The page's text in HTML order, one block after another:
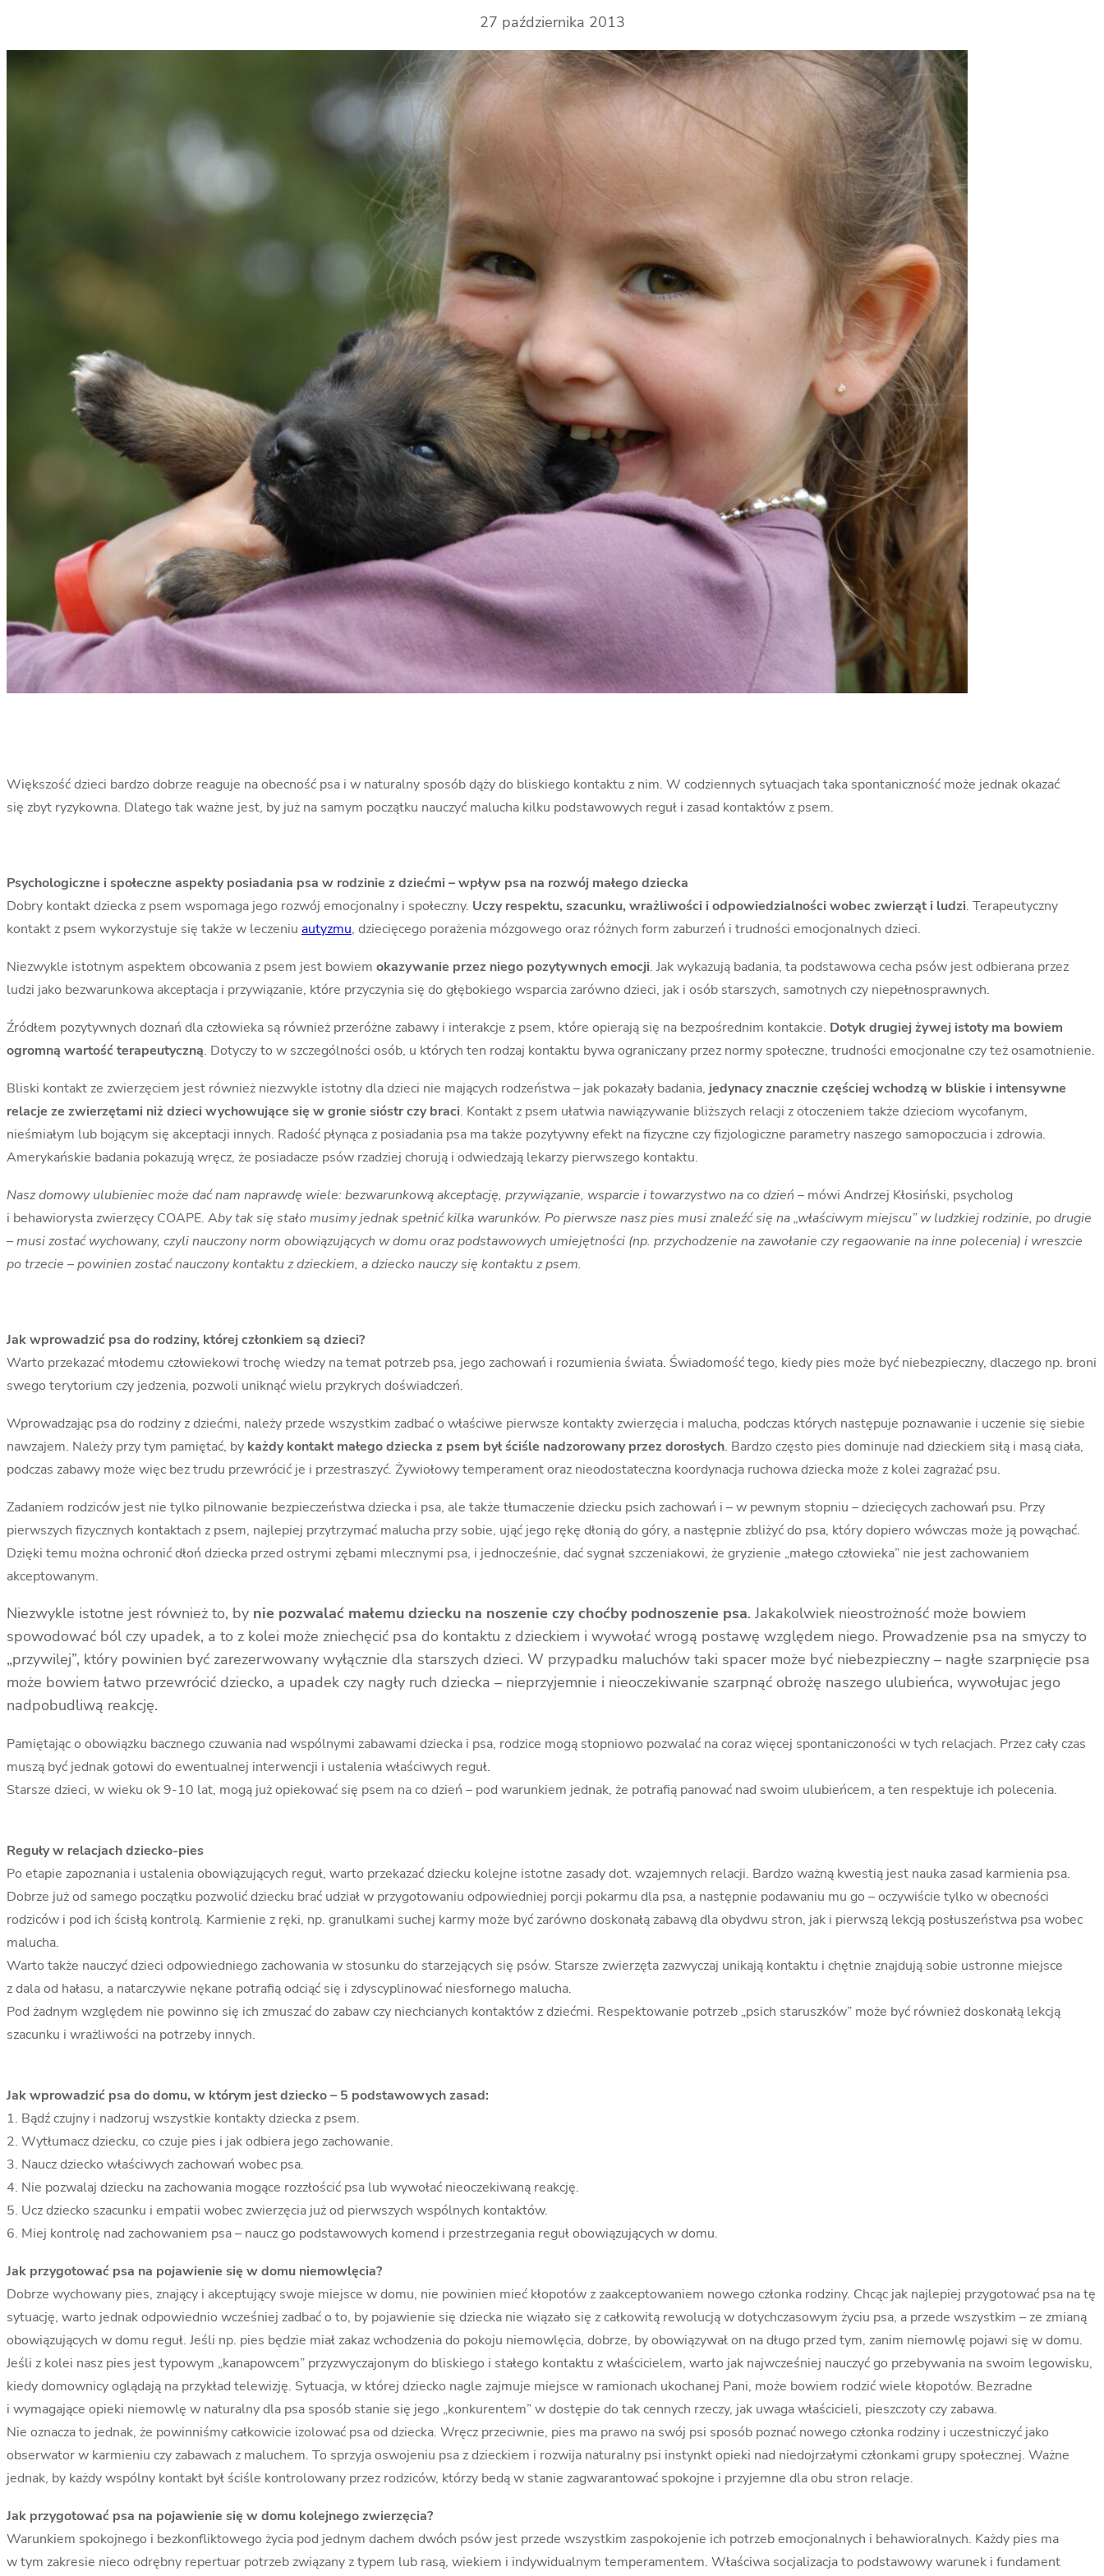
27 października 2013
Większość dzieci bardzo dobrze reaguje na obecność psa i w naturalny sposób dąży do bliskiego kontaktu z nim. W codziennych sytuacjach taka spontaniczność może jednak okazać
się zbyt ryzykowna. Dlatego tak ważne jest, by już na samym początku nauczyć malucha kilku podstawowych reguł i zasad kontaktów z psem.
Psychologiczne i społeczne aspekty posiadania psa w rodzinie z dziećmi – wpływ psa na rozwój małego dziecka
Dobry kontakt dziecka z psem wspomaga jego rozwój emocjonalny i społeczny. Uczy respektu, szacunku, wrażliwości i odpowiedzialności wobec zwierząt i ludzi. Terapeutyczny
kontakt z psem wykorzystuje się także w leczeniu autyzmu, dziecięcego porażenia mózgowego oraz różnych form zaburzeń i trudności emocjonalnych dzieci.
Niezwykle istotnym aspektem obcowania z psem jest bowiem okazywanie przez niego pozytywnych emocji. Jak wykazują badania, ta podstawowa cecha psów jest odbierana przez
ludzi jako bezwarunkowa akceptacja i przywiązanie, które przyczynia się do głębokiego wsparcia zarówno dzieci, jak i osób starszych, samotnych czy niepełnosprawnych.
Źródłem pozytywnych doznań dla człowieka są również przeróżne zabawy i interakcje z psem, które opierają się na bezpośrednim kontakcie. Dotyk drugiej żywej istoty ma bowiem
ogromną wartość terapeutyczną. Dotyczy to w szczególności osób, u których ten rodzaj kontaktu bywa ograniczany przez normy społeczne, trudności emocjonalne czy też osamotnienie.
Bliski kontakt ze zwierzęciem jest również niezwykle istotny dla dzieci nie mających rodzeństwa – jak pokazały badania, jedynacy znacznie częściej wchodzą w bliskie i intensywne
relacje ze zwierzętami niż dzieci wychowujące się w gronie sióstr czy braci. Kontakt z psem ułatwia nawiązywanie bliższych relacji z otoczeniem także dzieciom wycofanym,
nieśmiałym lub bojącym się akceptacji innych. Radość płynąca z posiadania psa ma także pozytywny efekt na fizyczne czy fizjologiczne parametry naszego samopoczucia i zdrowia.
Amerykańskie badania pokazują wręcz, że posiadacze psów rzadziej chorują i odwiedzają lekarzy pierwszego kontaktu.
Nasz domowy ulubieniec może dać nam naprawdę wiele: bezwarunkową akceptację, przywiązanie, wsparcie i towarzystwo na co dzień – mówi Andrzej Kłosiński, psycholog
i behawiorysta zwierzęcy COAPE. Aby tak się stało musimy jednak spełnić kilka warunków. Po pierwsze nasz pies musi znaleźć się na „właściwym miejscu” w ludzkiej rodzinie, po drugie
– musi zostać wychowany, czyli nauczony norm obowiązujących w domu oraz podstawowych umiejętności (np. przychodzenie na zawołanie czy regaowanie na inne polecenia) i wreszcie
po trzecie – powinien zostać nauczony kontaktu z dzieckiem, a dziecko nauczy się kontaktu z psem.
Jak wprowadzić psa do rodziny, której członkiem są dzieci?
Warto przekazać młodemu człowiekowi trochę wiedzy na temat potrzeb psa, jego zachowań i rozumienia świata. Świadomość tego, kiedy pies może być niebezpieczny, dlaczego np. broni
swego terytorium czy jedzenia, pozwoli uniknąć wielu przykrych doświadczeń.
Wprowadzając psa do rodziny z dziećmi, należy przede wszystkim zadbać o właściwe pierwsze kontakty zwierzęcia i malucha, podczas których następuje poznawanie i uczenie się siebie
nawzajem. Należy przy tym pamiętać, by każdy kontakt małego dziecka z psem był ściśle nadzorowany przez dorosłych. Bardzo często pies dominuje nad dzieckiem siłą i masą ciała,
podczas zabawy może więc bez trudu przewrócić je i przestraszyć. Żywiołowy temperament oraz nieodostateczna koordynacja ruchowa dziecka może z kolei zagrażać psu.
Zadaniem rodziców jest nie tylko pilnowanie bezpieczeństwa dziecka i psa, ale także tłumaczenie dziecku psich zachowań i – w pewnym stopniu – dziecięcych zachowań psu. Przy
pierwszych fizycznych kontaktach z psem, najlepiej przytrzymać malucha przy sobie, ująć jego rękę dłonią do góry, a następnie zbliżyć do psa, który dopiero wówczas może ją powąchać.
Dzięki temu można ochronić dłoń dziecka przed ostrymi zębami mlecznymi psa, i jednocześnie, dać sygnał szczeniakowi, że gryzienie „małego człowieka” nie jest zachowaniem
akceptowanym.
Niezwykle istotne jest również to, by nie pozwalać małemu dziecku na noszenie czy choćby podnoszenie psa. Jakakolwiek nieostrożność może bowiem
spowodować ból czy upadek, a to z kolei może zniechęcić psa do kontaktu z dzieckiem i wywołać wrogą postawę względem niego. Prowadzenie psa na smyczy to
„przywilej”, który powinien być zarezerwowany wyłącznie dla starszych dzieci. W przypadku maluchów taki spacer może być niebezpieczny – nagłe szarpnięcie psa
może bowiem łatwo przewrócić dziecko, a upadek czy nagły ruch dziecka – nieprzyjemnie i nieoczekiwanie szarpnąć obrożę naszego ulubieńca, wywołujac jego
nadpobudliwą reakcję.
Pamiętając o obowiązku bacznego czuwania nad wspólnymi zabawami dziecka i psa, rodzice mogą stopniowo pozwalać na coraz więcej spontaniczoności w tych relacjach. Przez cały czas
muszą być jednak gotowi do ewentualnej interwencji i ustalenia właściwych reguł.
Starsze dzieci, w wieku ok 9-10 lat, mogą już opiekować się psem na co dzień – pod warunkiem jednak, że potrafią panować nad swoim ulubieńcem, a ten respektuje ich polecenia.
Reguły w relacjach dziecko-pies
Po etapie zapoznania i ustalenia obowiązujących reguł, warto przekazać dziecku kolejne istotne zasady dot. wzajemnych relacji. Bardzo ważną kwestią jest nauka zasad karmienia psa.
Dobrze już od samego początku pozwolić dziecku brać udział w przygotowaniu odpowiedniej porcji pokarmu dla psa, a następnie podawaniu mu go – oczywiście tylko w obecności
rodziców i pod ich ścisłą kontrolą. Karmienie z ręki, np. granulkami suchej karmy może być zarówno doskonałą zabawą dla obydwu stron, jak i pierwszą lekcją posłuszeństwa psa wobec
malucha.
Warto także nauczyć dzieci odpowiedniego zachowania w stosunku do starzejących się psów. Starsze zwierzęta zazwyczaj unikają kontaktu i chętnie znajdują sobie ustronne miejsce
z dala od hałasu, a natarczywie nękane potrafią odciąć się i zdyscyplinować niesfornego malucha.
Pod żadnym względem nie powinno się ich zmuszać do zabaw czy niechcianych kontaktów z dziećmi. Respektowanie potrzeb „psich staruszków” może być również doskonałą lekcją
szacunku i wrażliwości na potrzeby innych.
Jak wprowadzić psa do domu, w którym jest dziecko – 5 podstawowych zasad:
1. Bądź czujny i nadzoruj wszystkie kontakty dziecka z psem.
2. Wytłumacz dziecku, co czuje pies i jak odbiera jego zachowanie.
3. Naucz dziecko właściwych zachowań wobec psa.
4. Nie pozwalaj dziecku na zachowania mogące rozzłościć psa lub wywołać nieoczekiwaną reakcję.
5. Ucz dziecko szacunku i empatii wobec zwierzęcia już od pierwszych wspólnych kontaktów.
6. Miej kontrolę nad zachowaniem psa – naucz go podstawowych komend i przestrzegania reguł obowiązujących w domu.
Jak przygotować psa na pojawienie się w domu niemowlęcia?
Dobrze wychowany pies, znający i akceptujący swoje miejsce w domu, nie powinien mieć kłopotów z zaakceptowaniem nowego członka rodziny. Chcąc jak najlepiej przygotować psa na tę
sytuację, warto jednak odpowiednio wcześniej zadbać o to, by pojawienie się dziecka nie wiązało się z całkowitą rewolucją w dotychczasowym życiu psa, a przede wszystkim – ze zmianą
obowiązujących w domu reguł. Jeśli np. pies będzie miał zakaz wchodzenia do pokoju niemowlęcia, dobrze, by obowiązywał on na długo przed tym, zanim niemowlę pojawi się w domu.
Jeśli z kolei nasz pies jest typowym „kanapowcem” przyzwyczajonym do bliskiego i stałego kontaktu z właścicielem, warto jak najwcześniej nauczyć go przebywania na swoim legowisku,
kiedy domownicy oglądają na przykład telewizję. Sytuacja, w której dziecko nagle zajmuje miejsce w ramionach ukochanej Pani, może bowiem rodzić wiele kłopotów. Bezradne
i wymagające opieki niemowlę w naturalny dla psa sposób stanie się jego „konkurentem” w dostępie do tak cennych rzeczy, jak uwaga właścicieli, pieszczoty czy zabawa.
Nie oznacza to jednak, że powinniśmy całkowicie izolować psa od dziecka. Wręcz przeciwnie, pies ma prawo na swój psi sposób poznać nowego członka rodziny i uczestniczyć jako
obserwator w karmieniu czy zabawach z maluchem. To sprzyja oswojeniu psa z dzieckiem i rozwija naturalny psi instynkt opieki nad niedojrzałymi członkami grupy społecznej. Ważne
jednak, by każdy wspólny kontakt był ściśle kontrolowany przez rodziców, którzy bedą w stanie zagwarantować spokojne i przyjemne dla obu stron relacje.
Jak przygotować psa na pojawienie się w domu kolejnego zwierzęcia?
Warunkiem spokojnego i bezkonfliktowego życia pod jednym dachem dwóch psów jest przede wszystkim zaspokojenie ich potrzeb emocjonalnych i behawioralnych. Każdy pies ma
w tym zakresie nieco odrębny repertuar potrzeb związany z typem lub rasą, wiekiem i indywidualnym temperamentem. Właściwa socjalizacja to podstawowy warunek i fundament